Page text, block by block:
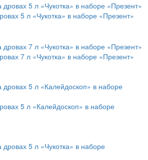
5 л «Чукотка» в наборе «Презент»
7 л «Чукотка» в наборе «Презент»
5 л «Калейдоскоп» в наборе